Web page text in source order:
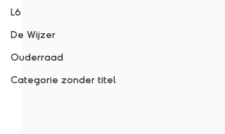
L6
De Wijzer
Ouderraad
Categorie zonder titel